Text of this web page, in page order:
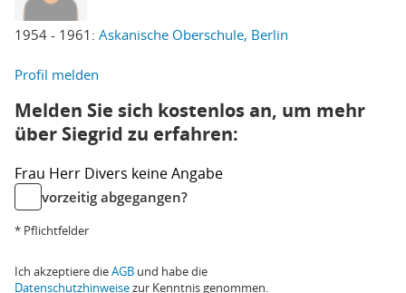
1954 - 1961: Askanische Oberschule, Berlin
Profil melden
Melden Sie sich kostenlos an, um mehr
über Siegrid zu erfahren:
Frau Herr Divers keine Angabe
vorzeitig abgegangen?
* Pflichtfelder
Ich akzeptiere dieAGB und habe die
Datenschutzhinweisezur Kenntnis genommen.